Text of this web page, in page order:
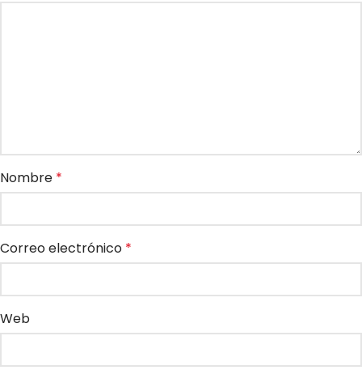
Nombre *
Correo electrónico *
Web